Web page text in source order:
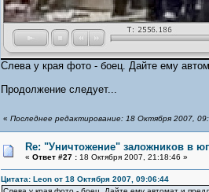
Слева у края фото - боец. Дайте ему
Продолжение следует...
« Последнее редактирование: 18 Октября 2007,
Re: "Уничтожение" заложников в
« Ответ #27 : 18 Октября 2007, 21:18:46 »
Цитата: Leon от 18 Октября 2007, 09:06:44